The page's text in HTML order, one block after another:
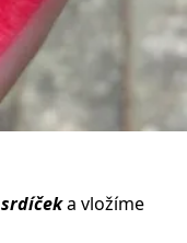
srdíčeka vložíme